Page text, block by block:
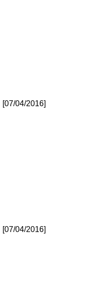
[07/04/2016]
[07/04/2016]